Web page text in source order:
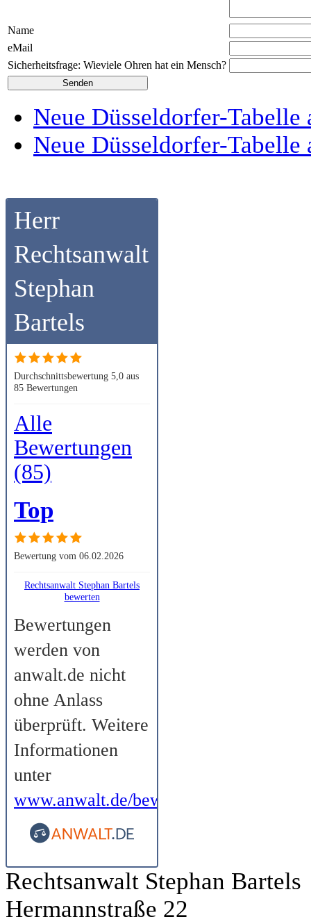
Name
eMail
Sicherheitsfrage: Wieviele Ohren hat ein Mensch?
Neue Düsseldorfer-Tabelle
Neue Düsseldorfer-Tabelle
Herr
Rechtsanwalt
Stephan
Bartels
Durchschnittsbewertung 5,0 aus
85 Bewertungen
Alle
Bewertungen
(85)
Top
Bewertung vom 06.02.2026
Rechtsanwalt Stephan Bartels
bewerten
Bewertungen
werden von
anwalt.de nicht
ohne Anlass
überprüft. Weitere
Informationen
unter
www.anwalt.de/bewertungsrichtlinien
Rechtsanwalt Stephan Bartels
Hermannstraße 22